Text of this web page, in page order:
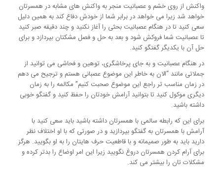
واکنش از روی خشم و عصبانیت منجر به واکنش های مشابه در همسرتان
خواهد شد زیرا می خواهد در برابر شما از خودش دفاع کند به همین دلیل
سعی کنید تا در هنگام عصبانیت بحثی را آغاز نکنید و چند دقیقه صبر کنید
تا عصبانیت شما فروکش شود و بعد به حل و فصل مشکتان بپردازد و برای
حل آن با یکدیگر گفتگو کنید.
در هنگام عصبانیت و به جای پرخاشگری، توهین و فحاشی می توانید از
جملاتی مانند “الان به خاطر این موضوع عصبانی هستم و ترجیح می دهم
در زمان مناسب تر راجع این موضوع صحبت کنیم” مکالمه را به زمان
دیگری موکول کنید تا بتوانید آرامش خودتان را حفظ کنید و گفتگو خوبی
داشته باشید.
برای این که رابطه سالمی با همسرتان داشته باشید باید سعی کنید با
آرامش با همسرتان به گفتگو بپردازید و در صورتی که با او اختلاف نظر
دارید باید به طور صمیمانه و با قاطعیت حرف هایتان را به او بگویید. هرگز
برای آرام کردن همسرتان دروغ نگویید زیرا این امر اوضاع را بدتر کرده و
مشکلات تان را بیشتر می کند.